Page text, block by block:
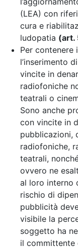
(LEA) con
cura e
ludopatia (art.
Per contenere
l’inserimento
vincite in
radiofoniche
teatrali o
Sono anche
con vincite in
pubblicazioni,
radiofoniche,
teatrali,
ovvero ne
al loro interno
rischio di
pubblicità
visibile la
soggetto ha
il committente